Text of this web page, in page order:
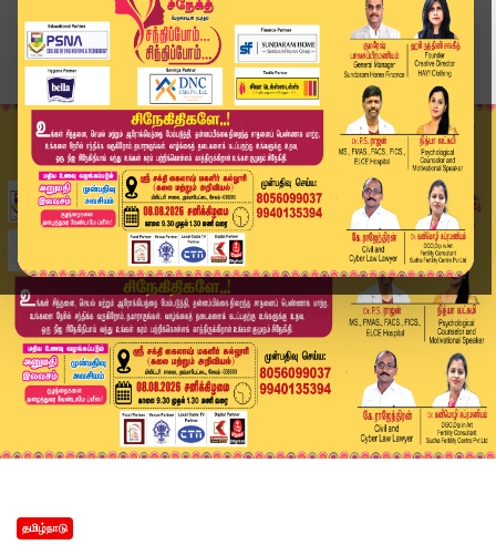
Home
தமிழ்நாடு
கோவையில் பாலியல் வன்கொடுமை புகார்: நடவடிக்கை எ...
தமிழ்நாடு